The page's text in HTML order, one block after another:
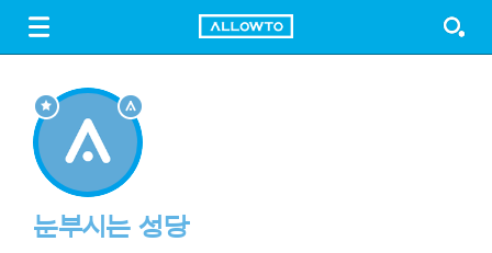
FREE DOWNLOAD
눈부시는 성당